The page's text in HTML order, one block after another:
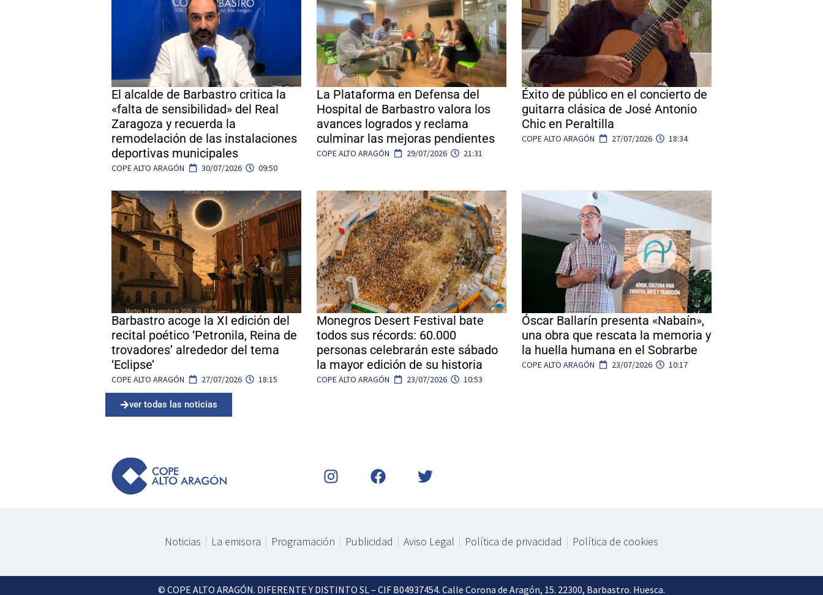
El alcalde de Barbastro critica la
«falta de sensibilidad» del Real
Zaragoza y recuerda la
remodelación de las instalaciones
deportivas municipales
COPE ALTO ARAGÓN 30/07/2026 09:50
La Plataforma en Defensa del
Hospital de Barbastro valora los
avances logrados y reclama
culminar las mejoras pendientes
COPE ALTO ARAGÓN 29/07/2026 21:31
Éxito de público en el concierto de
guitarra clásica de José Antonio
Chic en Peraltilla
COPE ALTO ARAGÓN 27/07/2026 18:34
Barbastro acoge la XI edición del
recital poético ‘Petronila, Reina de
trovadores’ alrededor del tema
‘Eclipse’
COPE ALTO ARAGÓN 27/07/2026 18:15
Monegros Desert Festival bate
todos sus récords: 60.000
personas celebrarán este sábado
la mayor edición de su historia
COPE ALTO ARAGÓN 23/07/2026 10:53
Óscar Ballarín presenta «Nabaín»,
una obra que rescata la memoria y
la huella humana en el Sobrarbe
COPE ALTO ARAGÓN 23/07/2026 10:17
ver todas las noticias
I
n
g
a
m
F
a
o
k
T
w
e
Noticias La emisora Programación Publicidad Aviso Legal Política de privacidad Política de cookies
© COPE ALTO ARAGÓN. DIFERENTE Y DISTINTO SL – CIF B04937454. Calle Corona de Aragón, 15. 22300, Barbastro. Huesca.